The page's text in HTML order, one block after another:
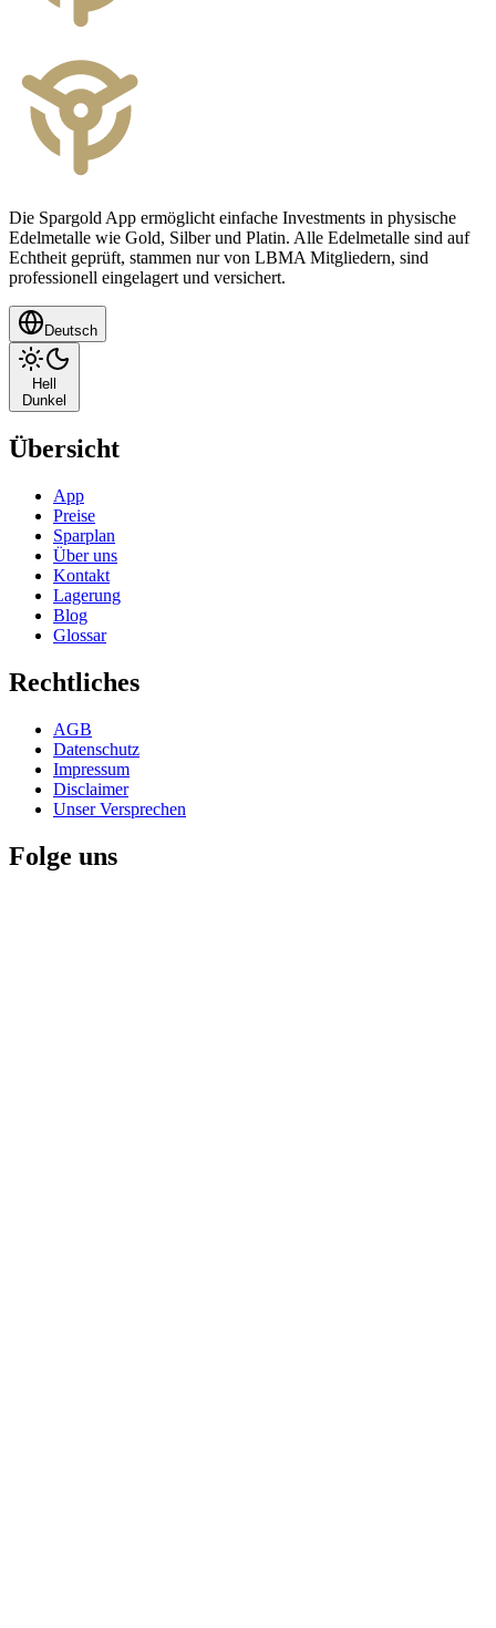
Die Spargold App ermöglicht einfache Investments in physische
Edelmetalle wie Gold, Silber und Platin. Alle Edelmetalle sind auf
Echtheit geprüft, stammen nur von LBMA Mitgliedern, sind
professionell eingelagert und versichert.
Deutsch
Hell
Dunkel
Übersicht
App
Preise
Sparplan
Über uns
Kontakt
Lagerung
Blog
Glossar
Rechtliches
AGB
Datenschutz
Impressum
Disclaimer
Unser Versprechen
Folge uns